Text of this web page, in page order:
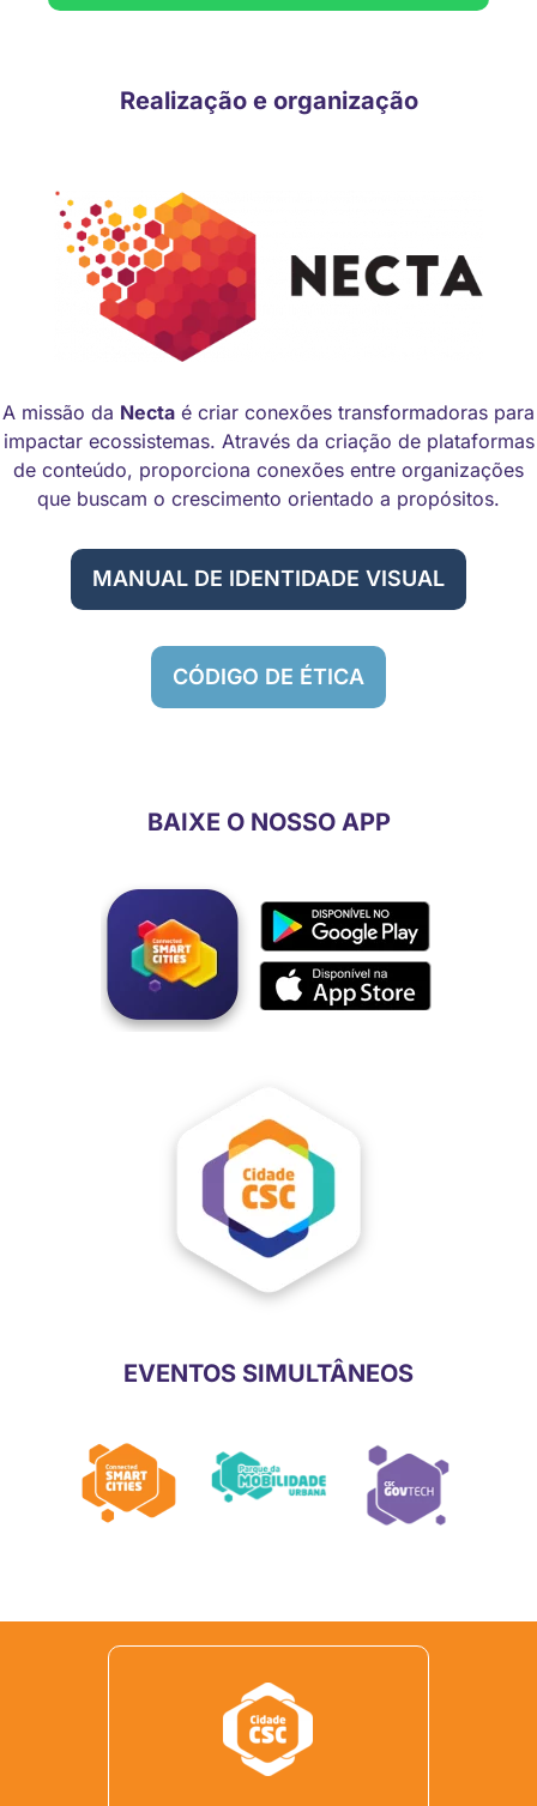
Realização e organização
A missão da Necta é criar conexões transformadoras para
impactar ecossistemas. Através da criação de plataformas
de conteúdo, proporciona conexões entre organizações
que buscam o crescimento orientado a propósitos.
MANUAL DE IDENTIDADE VISUAL
CÓDIGO DE ÉTICA
BAIXE O NOSSO APP
EVENTOS SIMULTÂNEOS